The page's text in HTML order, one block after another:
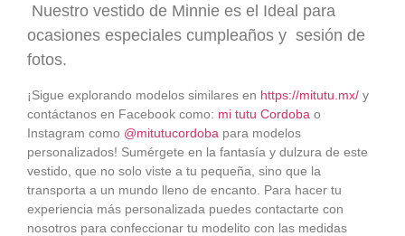
Nuestro vestido de Minnie es el Ideal para
ocasiones especiales cumpleaños y sesión de
fotos.
¡Sigue explorando modelos similares en https://mitutu.mx/ y
contáctanos en Facebook como: mi tutu Cordoba o
Instagram como @mitutucordoba para modelos
personalizados! Sumérgete en la fantasía y dulzura de este
vestido, que no solo viste a tu pequeña, sino que la
transporta a un mundo lleno de encanto. Para hacer tu
experiencia más personalizada puedes contactarte con
nosotros para confeccionar tu modelito con las medidas